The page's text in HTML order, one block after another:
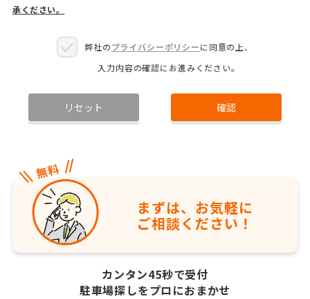
承ください。
弊社のプライバシーポリシーに同意の上、
入力内容の確認にお進みください。
リセット 確認
まずは、お気軽に
ご相談ください！
カンタン45秒で受付
駐車場探しをプロにおまかせ